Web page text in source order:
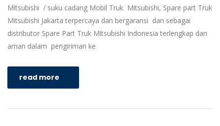
Mitsubishi / suku cadang Mobil Truk Mitsubishi, Spare part Truk
Mitsubishi Jakarta terpercaya dan bergaransi dan sebagai
distributor Spare Part Truk Mitsubishi Indonesia terlengkap dan
aman dalam pengiriman ke
read more